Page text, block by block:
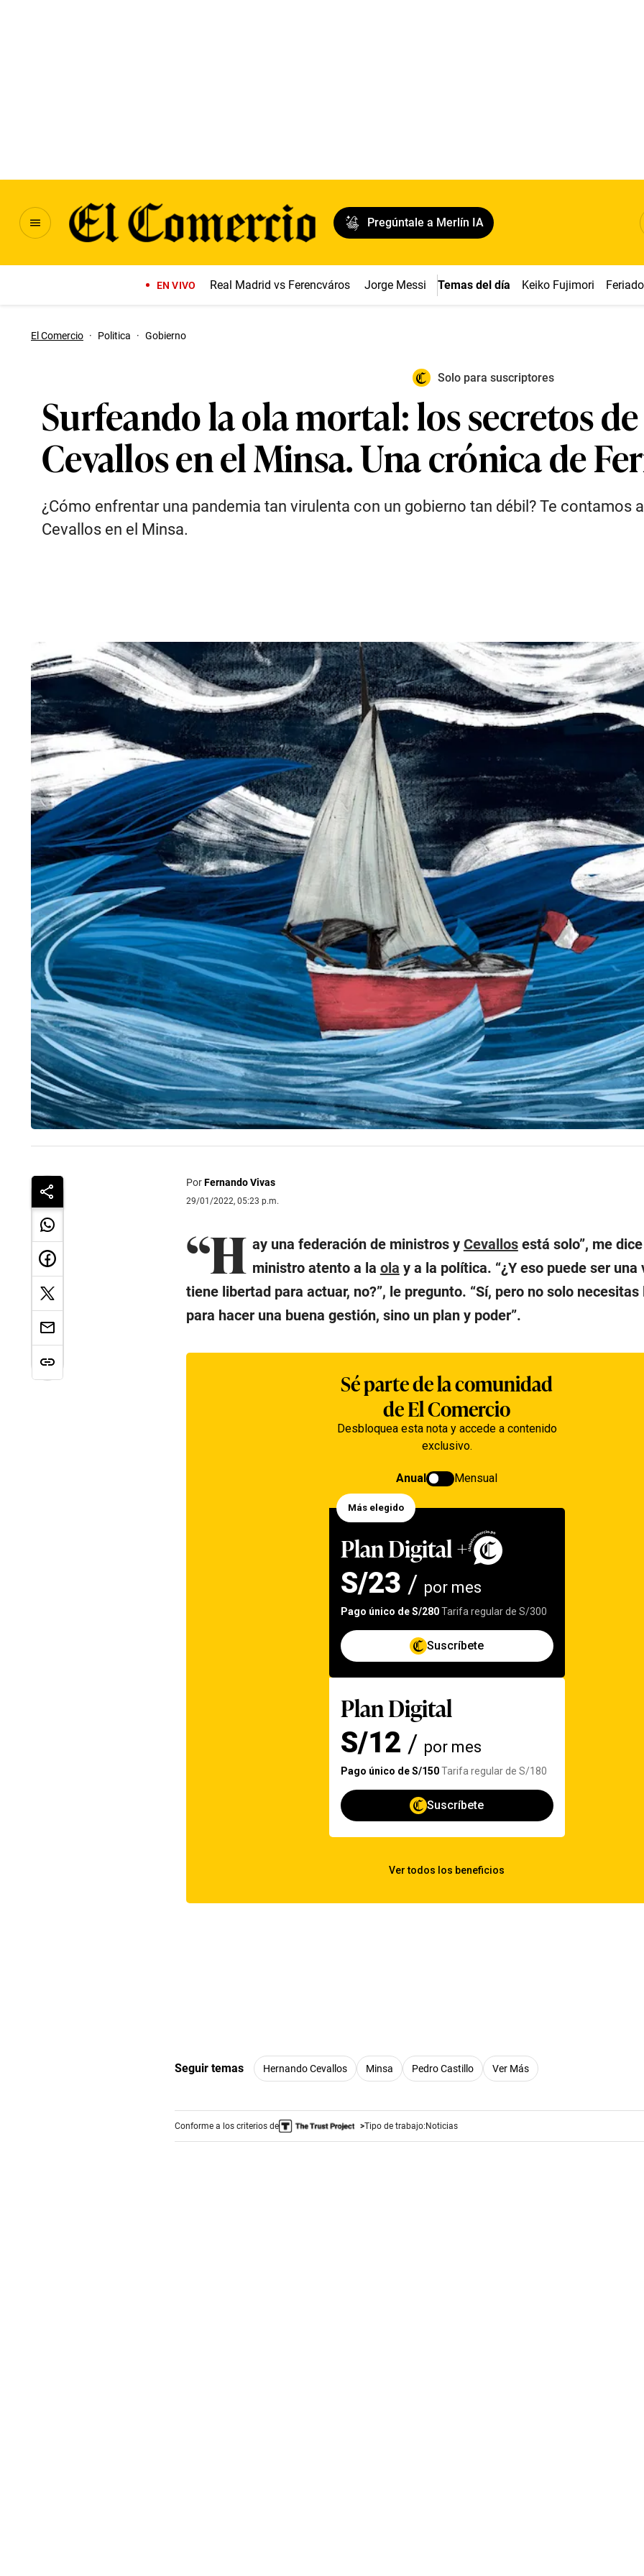
Pregúntale a Merlín IA
EN VIVO Real Madrid vs Ferencváros Jorge Messi Temas del día Keiko Fujimori
El Comercio · Politica · Gobierno
Solo para suscriptores
Surfeando la ola mortal: los secretos
Cevallos en el Minsa. Una crónica de
¿Cómo enfrentar una pandemia tan virulenta con un gobierno tan débil? Te contamos
Cevallos en el Minsa.
PorFernando Vivas
29/01/2022, 05:23 p.m.
“H ay una federación de ministros y Cevallosestá solo”, me
ministro atento a la ola y a la política. “¿Y eso puede ser una
tiene libertad para actuar, no?”, le pregunto. “Sí, pero no solo
para hacer una buena gestión, sino un plan y poder”.
Seguir temas Hernando Cevallos Minsa Pedro Castillo Ver Más
Conforme a los criterios de Tipo de trabajo:Noticias